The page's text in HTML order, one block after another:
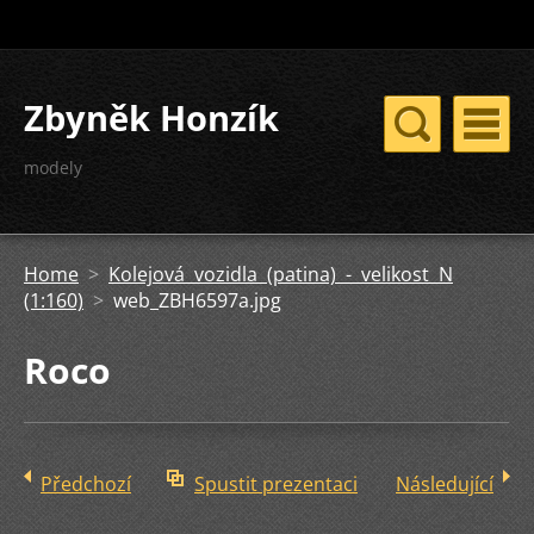
Zbyněk Honzík
modely
Home > Kolejová vozidla (patina) - velikost N
(1:160) > web_ZBH6597a.jpg
Roco
Předchozí Spustit prezentaci Následující